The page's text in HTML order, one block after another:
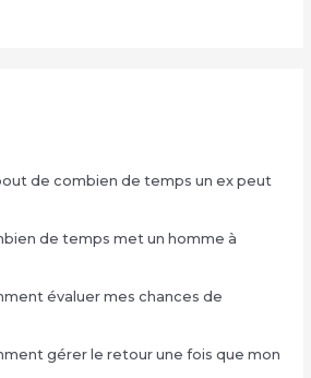
de combien de temps un ex peut
de temps met un homme à
évaluer mes chances de
gérer le retour une fois que mon